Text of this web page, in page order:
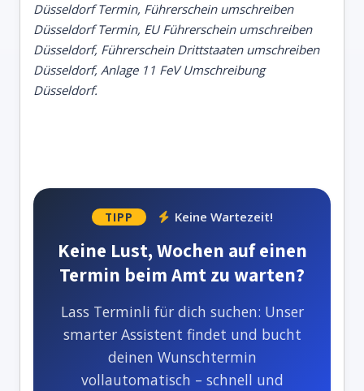
Düsseldorf Termin, Führerschein umschreiben
Düsseldorf Termin, EU Führerschein umschreiben
Düsseldorf, Führerschein Drittstaaten umschreiben
Düsseldorf, Anlage 11 FeV Umschreibung
Düsseldorf.
TIPP Keine Wartezeit!
Keine Lust, Wochen auf einen
Termin beim Amt zu warten?
Lass Terminli für dich suchen: Unser
smarter Assistent findet und bucht
deinen Wunschtermin
vollautomatisch – schnell und